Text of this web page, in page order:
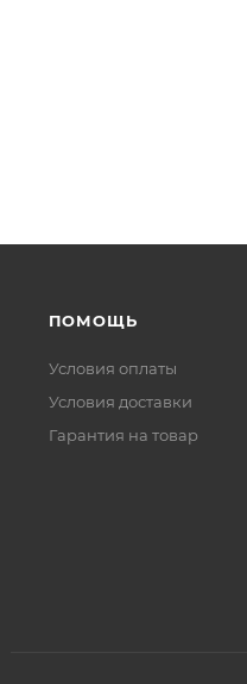
ПОМОЩЬ
Условия оплаты
Условия доставки
Гарантия на товар